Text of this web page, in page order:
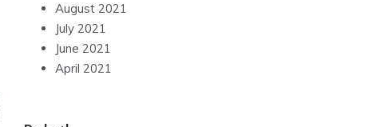
August 2021
July 2021
June 2021
April 2021